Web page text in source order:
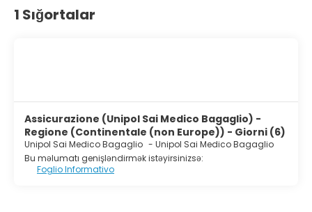
limo/town car service, and complimentary newspapers in
the lobby. For a surcharge, guests may use a roundtrip
1 Sığortalar
Assicurazione (Unipol Sai Medico Bagaglio) -
Regione (Continentale (non Europe)) - Giorni (6)
Unipol Sai Medico Bagaglio - Unipol Sai Medico Bagaglio
Bu məlumatı genişləndirmək istəyirsinizsə:
Foglio Informativo